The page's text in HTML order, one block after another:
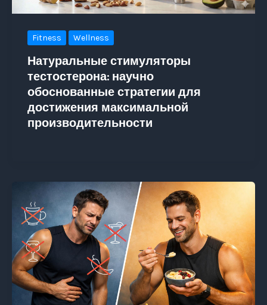
Fitness Wellness
Натуральные стимуляторы
тестостерона: научно
обоснованные стратегии для
достижения максимальной
производительности